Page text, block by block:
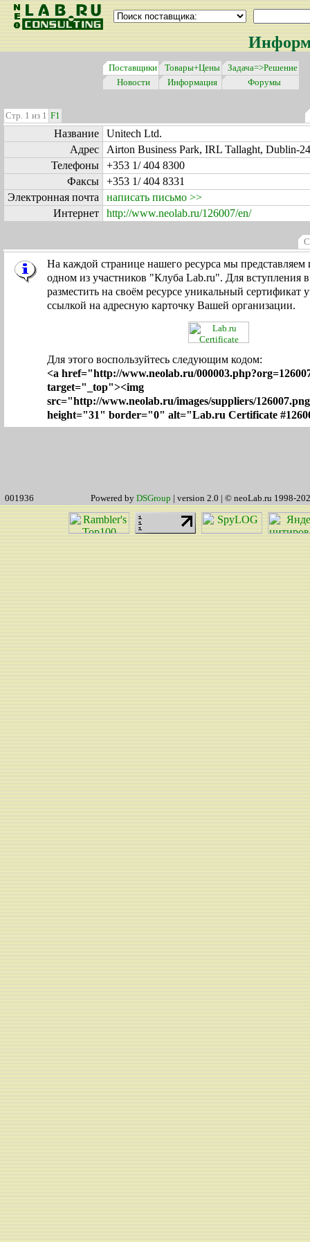
Поставщики Товары+Цены
Задача=>Решение
Новости
Информация Форумы
Стр. 1 из 1 F1
Название
Unitech Ltd.
Адрес
Airton Business Park, IRL Tallaght, Dublin-
Телефоны
+353 1/ 404 8300
Факсы
+353 1/ 404 8331
Электронная почта
написать письмо >>
Интернет
http://www.neolab.ru/126007/en/
На каждой странице нашего ресурса мы
одном из участников "Клуба Lab.ru". Для вступления
разместить на своём ресурсе уникальный сертификат
ссылкой на адресную карточку Вашей организации.
Для этого воспользуйтесь следующим кодом:
<a href="http://www.neolab.ru/
target="_top"><img
src="http://www.neolab.ru/images/suppliers/
height="31" border="0" alt="Lab.ru Certificate
001936 Powered by DSGroup | version 2.0 | © neoLab.ru 1998-